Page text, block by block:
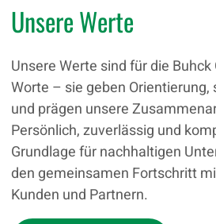
Unsere Werte
Unsere Werte sind für die
Worte – sie geben
und prägen unsere
Persönlich, zuverlässig und
Grundlage für nachhaltigen
den gemeinsamen Fortschritt
Kunden und Partnern.